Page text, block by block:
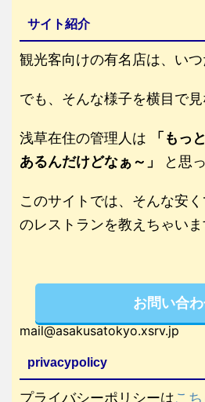
サイト紹介
観光客向けの有名店は、いつ
でも、そんな様子を横目で見
浅草在住の管理人は
「もっ
あるんだけどなぁ～」
と思
このサイトでは、そんな安
のレストランを教えちゃいま
お問い合
mail@asakusatokyo.xsrv.jp
privacypolicy
プライバシーポリシーはこち